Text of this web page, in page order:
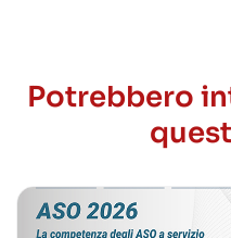
Potrebbero